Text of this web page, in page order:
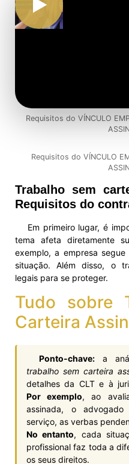
Requisitos do VÍNCULO
Requisitos do VÍNCULO
Trabalho sem
Requisitos do
Em primeiro lugar, é
tema afeta diretamente
exemplo, a empresa
situação. Além disso, o
legais para se proteger.
Tudo sobre
Carteira
Ponto-chave: a
trabalho sem carteira
detalhes da CLT e à
Por exemplo, ao
assinada, o
serviço, as verbas
No entanto, cada
profissional faz toda a
os seus direitos.